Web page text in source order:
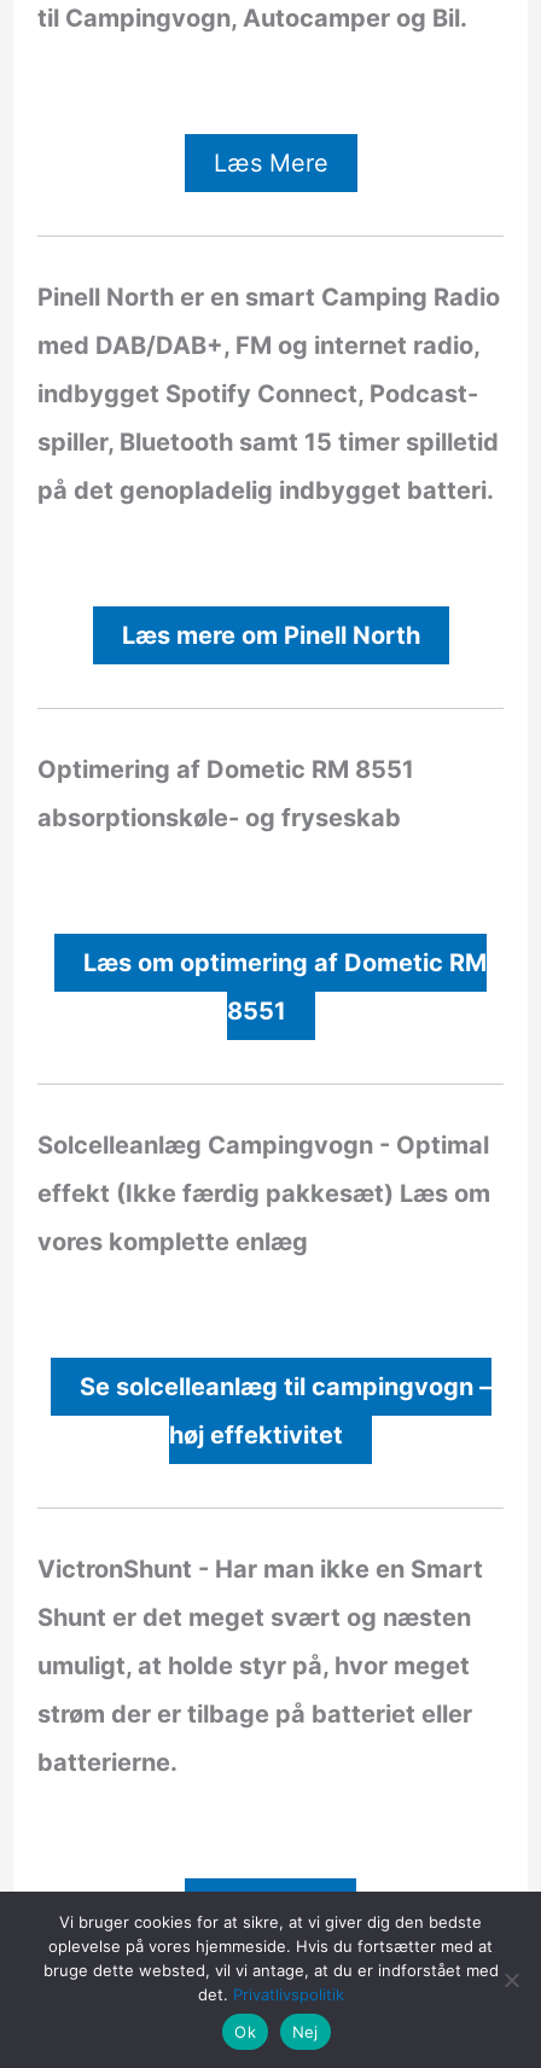
til Campingvogn, Autocamper og Bil.
Læs Mere
Pinell North er en smart Camping Radio
med DAB/DAB+, FM og internet radio,
indbygget Spotify Connect, Podcast-
spiller, Bluetooth samt 15 timer spilletid
på det genopladelig indbygget batteri.
Læs mere om Pinell North
Optimering af Dometic RM 8551
absorptionskøle- og fryseskab
Læs om optimering af Dometic RM
8551
Solcelleanlæg Campingvogn - Optimal
effekt (Ikke færdig pakkesæt) Læs om
vores komplette enlæg
Se solcelleanlæg til campingvogn –
høj effektivitet
VictronShunt - Har man ikke en Smart
Shunt er det meget svært og næsten
umuligt, at holde styr på, hvor meget
strøm der er tilbage på batteriet eller
batterierne.
Solcelle paneler Optimal effekt (ikke
Vi bruger cookies for at sikre, at vi giver dig den bedste
oplevelse på vores hjemmeside. Hvis du fortsætter med at
bruge dette websted, vil vi antage, at du er indforstået med
det. Privatlivspolitik
Ok
Nej